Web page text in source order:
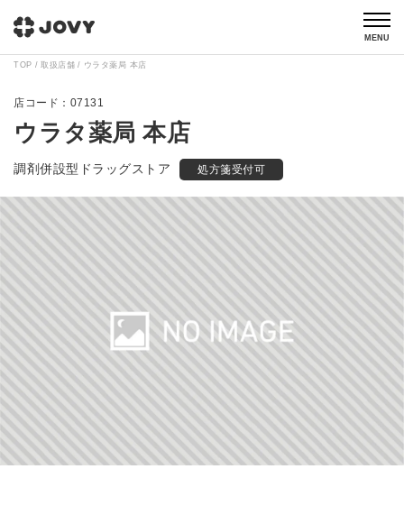
MENU
TOP 取扱店舗 ウラタ薬局 本店
07131
ウラタ薬局 本店
調剤併設型ドラッグストア 処方箋受付可